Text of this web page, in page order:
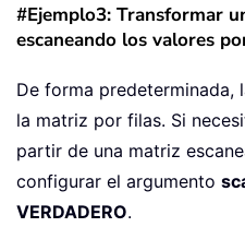
#Ejemplo3: Transformar
escaneando los valores
De forma predeterminada,
la matriz por filas. Si
partir de una matriz
configurar el argumento
VERDADERO.